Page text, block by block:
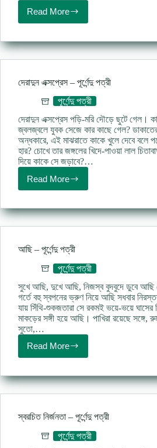
Read More
ময়ূর
দিয়েছে
পূর্ণেন্দু
পত্রী
দেরাদুন এক্সপ্রেস – পূর্ণেন্দু পত্রী
পূর্ণেন্দু পত্রী
দেরাদুন এক্সপ্রেস পড়ি-মরি দৌড়ে ছুটে গেল।
জ্বলজ্বলে যুবক সেজে কার কাছে গেল?
অন্ধকারে, এই মাঝরাতে কাকে খুলে দেবে বলে
হার? চোখে তার জঙ্গলের খিদে-পাওয়া লাল
দিয়ে কাকে সে জড়াবে?…
Read More
দেরাদুন
এক্সপ্রেস
পূর্ণেন্দু
পত্রী
আছি – পূর্ণেন্দু পত্রী
পূর্ণেন্দু পত্রী
সুখে আছি, দুখে আছি, নিজস্ব বুদবুদে ডুবে আছি
গর্তে বহু স্বপনের ভ্রুণ নিয়ে আছি সধবার
যায় সিঁথি-শুকজতারা সে রকমই ভয়ে-ভয়ে ঘাসের
মাকড়ের সঙ্গী হয়ে আছি। পাখিরা রয়েছে সঙ্গে,
সুতো,…
Read More
আছি
–
পত্রী
স্বরচিত নির্জনতা – পূর্ণেন্দু পত্রী
পূর্ণেন্দু পত্রী